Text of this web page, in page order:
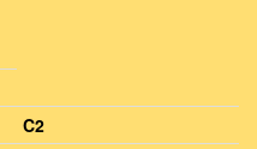
C2